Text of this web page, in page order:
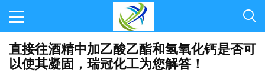
直接往酒精中加乙酸乙酯和氢氧化钙是否可
以使其凝固，瑞冠化工为您解答！